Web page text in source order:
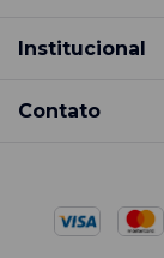
Institucional
Contato